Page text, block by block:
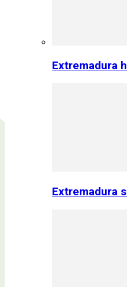
Extremadura
Extremadura